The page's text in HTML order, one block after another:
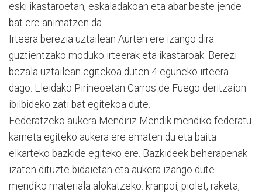
eski ikastaroetan, eskaladakoan eta abar beste jende
bat ere animatzen da.
Irteera berezia uztailean Aurten ere izango dira
guztientzako moduko irteerak eta ikastaroak. Berezi
bezala uztailean egitekoa duten 4 eguneko irteera
dago. Lleidako Pirineoetan Carros de Fuego deritzaion
ibilbideko zati bat egitekoa dute.
Federatzeko aukera Mendiriz Mendik mendiko federatu
karneta egiteko aukera ere ematen du eta baita
elkarteko bazkide egiteko ere. Bazkideek beherapenak
izaten dituzte bidaietan eta aukera izango dute
mendiko materiala alokatzeko: kranpoi, piolet, raketa,